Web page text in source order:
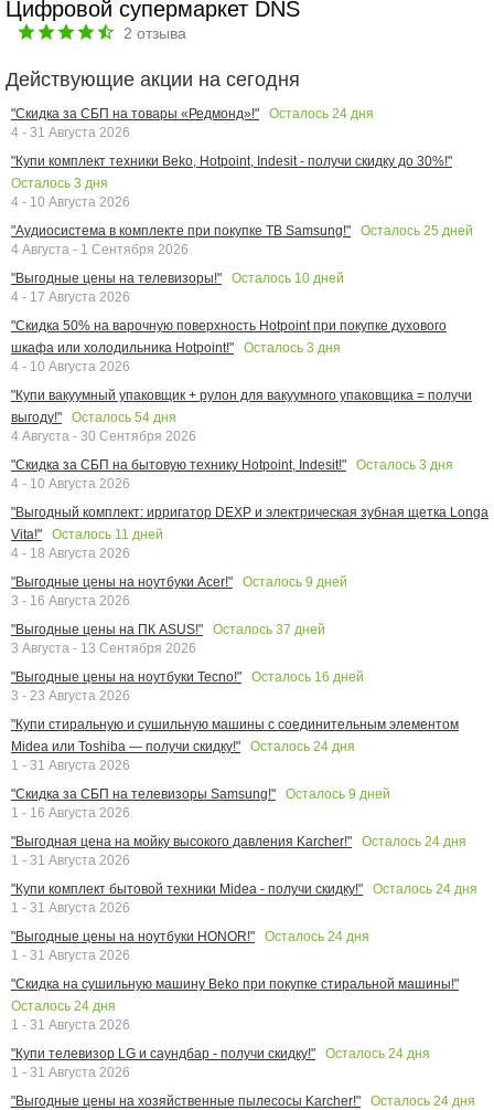
Цифровой супермаркет DNS
2 отзыва
Действующие акции на сегодня
"Скидка за СБП на товары «Редмонд»!" Осталось 24 дня
4 - 31 Августа 2026
"Купи комплект техники Beko, Hotpoint, Indesit - получи скидку до 30%!"
Осталось 3 дня
4 - 10 Августа 2026
"Аудиосистема в комплекте при покупке ТВ Samsung!"
Осталось 25 дней
4 Августа - 1 Сентября 2026
"Выгодные цены на телевизоры!"
Осталось 10 дней
4 - 17 Августа 2026
"Скидка 50% на варочную поверхность Hotpoint при покупке духового
шкафа или холодильника Hotpoint!"
Осталось 3 дня
4 - 10 Августа 2026
"Купи вакуумный упаковщик + рулон для вакуумного упаковщика = получи
выгоду!"
Осталось 54 дня
4 Августа - 30 Сентября 2026
"Скидка за СБП на бытовую технику Hotpoint, Indesit!"
Осталось 3 дня
4 - 10 Августа 2026
"Выгодный комплект: ирригатор DEXP и электрическая зубная щетка Longa
Vita!"
Осталось 11 дней
4 - 18 Августа 2026
"Выгодные цены на ноутбуки Acer!"
Осталось 9 дней
3 - 16 Августа 2026
"Выгодные цены на ПК ASUS!"
Осталось 37 дней
3 Августа - 13 Сентября 2026
"Выгодные цены на ноутбуки Tecno!"
Осталось 16 дней
3 - 23 Августа 2026
"Купи стиральную и сушильную машины с соединительным элементом
Midea или Toshiba — получи скидку!"
Осталось 24 дня
1 - 31 Августа 2026
"Скидка за СБП на телевизоры Samsung!"
Осталось 9 дней
1 - 16 Августа 2026
"Выгодная цена на мойку высокого давления Karcher!"
Осталось 24 дня
1 - 31 Августа 2026
"Купи комплект бытовой техники Midea - получи скидку!"
Осталось 24 дня
1 - 31 Августа 2026
"Выгодные цены на ноутбуки HONOR!"
Осталось 24 дня
1 - 31 Августа 2026
"Скидка на сушильную машину Beko при покупке стиральной машины!"
Осталось 24 дня
1 - 31 Августа 2026
"Купи телевизор LG и саундбар - получи скидку!"
Осталось 24 дня
1 - 31 Августа 2026
"Выгодные цены на хозяйственные пылесосы Karcher!"
Осталось 24 дня